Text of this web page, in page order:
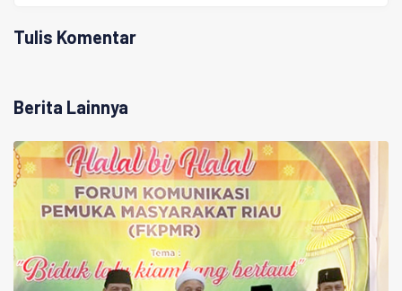
Tulis Komentar
Berita Lainnya